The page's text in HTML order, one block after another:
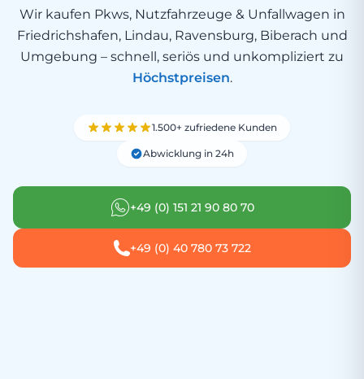
Wir kaufen Pkws, Nutzfahrzeuge & Unfallwagen in
Friedrichshafen, Lindau, Ravensburg, Biberach und
Umgebung – schnell, seriös und unkompliziert zu
Höchstpreisen.
1.500+ zufriedene Kunden
Abwicklung in 24h
+49 (0) 151 21 90 80 70
+49 (0) 40 780 73 722